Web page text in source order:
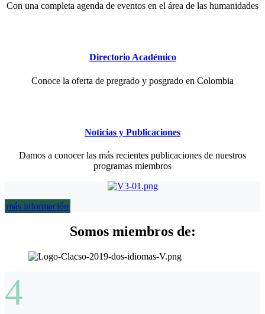
Con una completa agenda de eventos en el área de las humanidades
Directorio Académico
Conoce la oferta de pregrado y posgrado en Colombia
Noticias y Publicaciones
Damos a conocer las más recientes publicaciones de nuestros
programas miembros
más información
Somos miembros de:
4